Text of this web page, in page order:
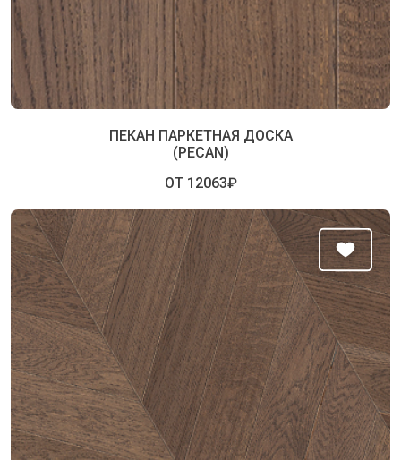
ПЕКАН ПАРКЕТНАЯ ДОСКА
(PECAN)
ОТ 12063₽